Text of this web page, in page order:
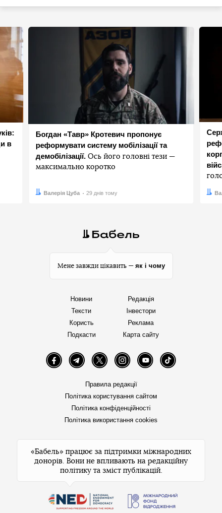
в
Богдан «Тавр» Кротевич пропонує
реформувати систему мобілізації та
демобілізації. Ось його головні тези —
максимально коротко
Автор:
Валерія Цуба
Дата: 29 днів тому Дата:
Мене завжди цікавить — як і чому
Новини
Тексти
Користь
Подкасти
Редакція
Інвестори
Реклама
Карта сайту
FacebookTelegramTwitter InstagramYouTube TikTok
Правила редакції
Політика користування сайтом
Політика конфіденційності
Політика використання cookies
«Бабель» працює за підтримки міжнародних
донорів. Вони не впливають на редакційну
політику та зміст публікацій.